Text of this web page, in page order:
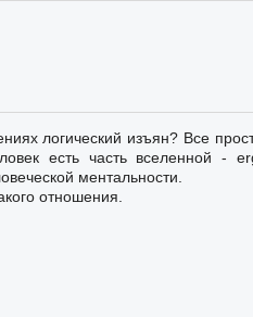
логический изъян? Все
есть часть вселенной -
ментальности.
отношения.